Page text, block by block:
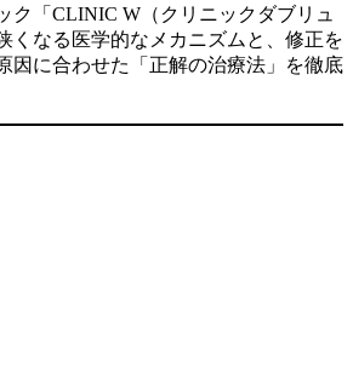
ク「CLINIC W（クリニックダブリュ
くなる医学的なメカニズムと、修正を
因に合わせた「正解の治療法」を徹底